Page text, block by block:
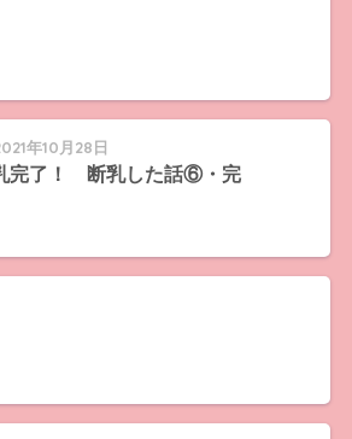
年10月28日
完了！ 断乳した話⑥・完